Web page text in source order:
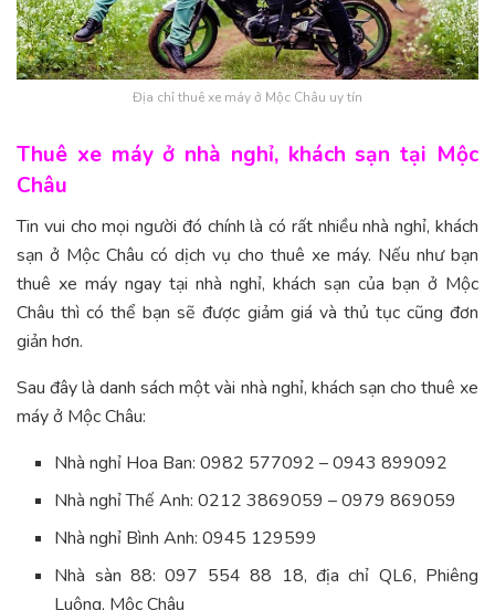
Địa chỉ thuê xe máy ở Mộc Châu uy tín
Thuê xe máy ở nhà nghỉ, khách sạn tại Mộc
Châu
Tin vui cho mọi người đó chính là có rất nhiều nhà nghỉ, khách
sạn ở Mộc Châu có dịch vụ cho thuê xe máy. Nếu như bạn
thuê xe máy ngay tại nhà nghỉ, khách sạn của bạn ở Mộc
Châu thì có thể bạn sẽ được giảm giá và thủ tục cũng đơn
giản hơn.
Sau đây là danh sách một vài nhà nghỉ, khách sạn cho thuê xe
máy ở Mộc Châu:
Nhà nghỉ Hoa Ban: 0982 577092 – 0943 899092
Nhà nghỉ Thế Anh: 0212 3869059 – 0979 869059
Nhà nghỉ Bình Anh: 0945 129599
Nhà sàn 88: 097 554 88 18, địa chỉ QL6, Phiêng
Luông, Mộc Châu